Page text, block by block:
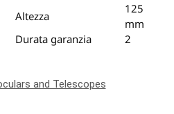
Altezza
125
mm
Durata garanzia 2
and Telescopes